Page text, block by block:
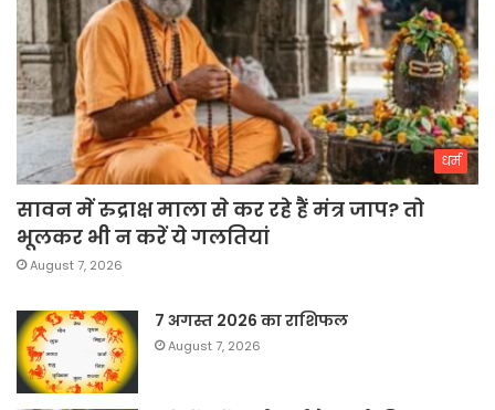
धर्म
सावन में रुद्राक्ष माला से कर रहे हैं मंत्र जाप? तो
भूलकर भी न करें ये गलतियां
August 7, 2026
7 अगस्त 2026 का राशिफल
August 7, 2026